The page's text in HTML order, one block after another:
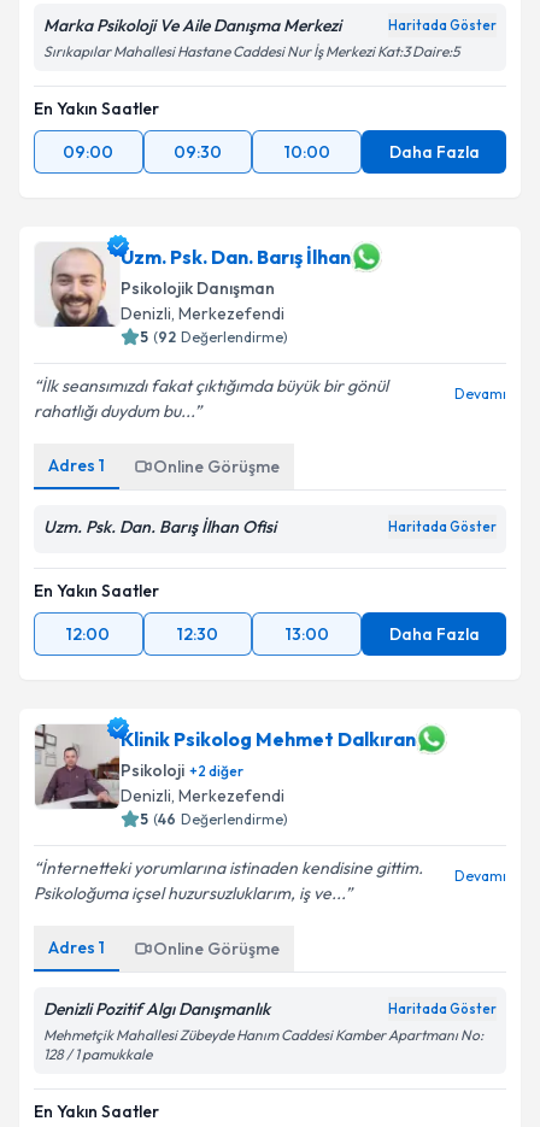
Marka Psikoloji Ve Aile Danışma Merkezi Haritada Göster
Sırıkapılar Mahallesi Hastane Caddesi Nur İş Merkezi Kat:3 Daire:5
En Yakın Saatler
09:00
09:30 10:00 Daha Fazla
Uzm. Psk. Dan. Barış İlhan
Psikolojik Danışman
Denizli, Merkezefendi
5 (92 Değerlendirme)
İlk seansımızdı fakat çıktığımda büyük bir gönül
rahatlığı duydum bu...
Devamı
Adres 1 Online Görüşme
Uzm. Psk. Dan. Barış İlhan Ofisi Haritada Göster
En Yakın Saatler
12:00
12:30 13:00 Daha Fazla
Klinik Psikolog Mehmet Dalkıran
Psikoloji +2 diğer
Denizli, Merkezefendi
5 (46 Değerlendirme)
İnternetteki yorumlarına istinaden kendisine gittim.
Psikoloğuma içsel huzursuzluklarım, iş ve...
Devamı
Adres 1 Online Görüşme
Denizli Pozitif Algı Danışmanlık Haritada Göster
Mehmetçik Mahallesi Zübeyde Hanım Caddesi Kamber Apartmanı No:
128 / 1 pamukkale
En Yakın Saatler